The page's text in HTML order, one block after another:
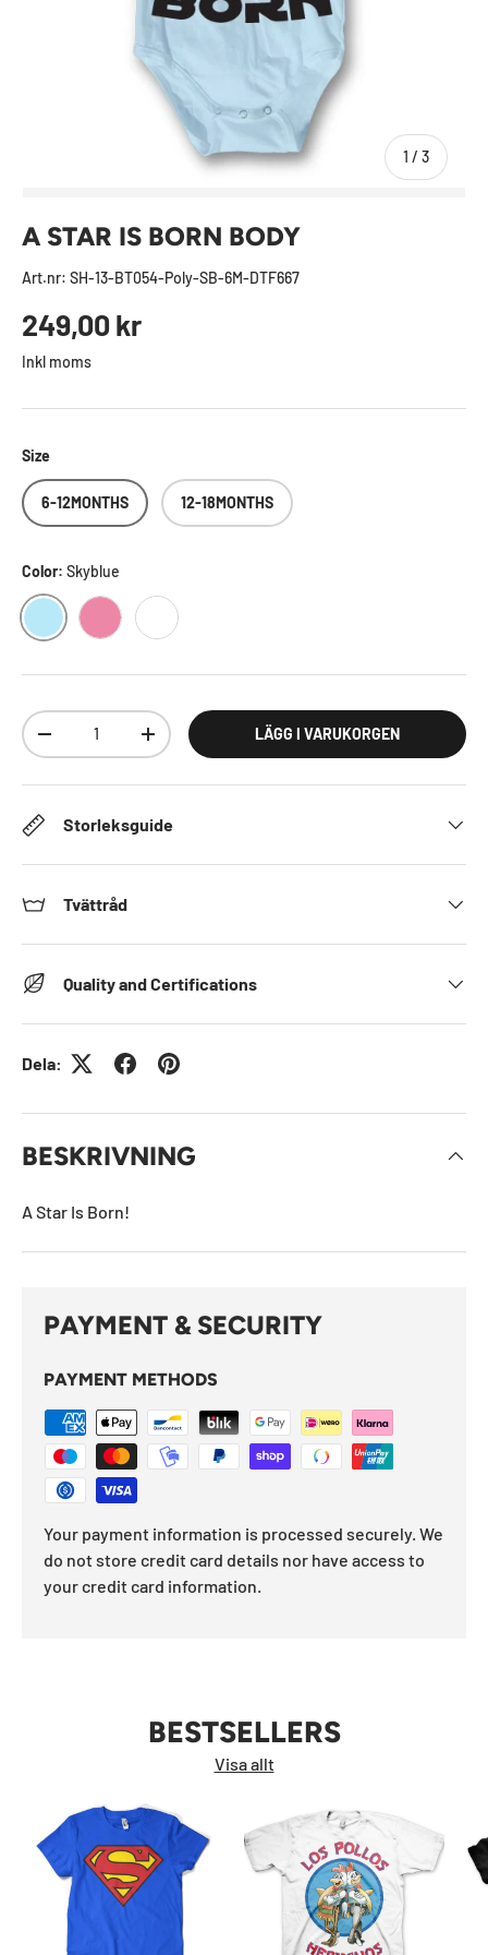
1 / av
3
A STAR IS BORN BODY
Art.nr: SH-13-BT054-Poly-SB-6M-DTF667
Ordinarie pris
249,00 kr
Inkl moms
Size
6-12MONTHS 12-18MONTHS
Color: Skyblue
SKYBLUEPINK WHITE
Antal
DECREASE QUANTITYINCREASE QUANTITYLÄGG I VARUKORGEN
Storleksguide
Tvättråd
Quality and Certifications
Dela:
BESKRIVNING
A Star Is Born!
PAYMENT & SECURITY
PAYMENT METHODS
Your payment information is processed securely. We
do not store credit card details nor have access to
your credit card information.
BESTSELLERS
Visa allt